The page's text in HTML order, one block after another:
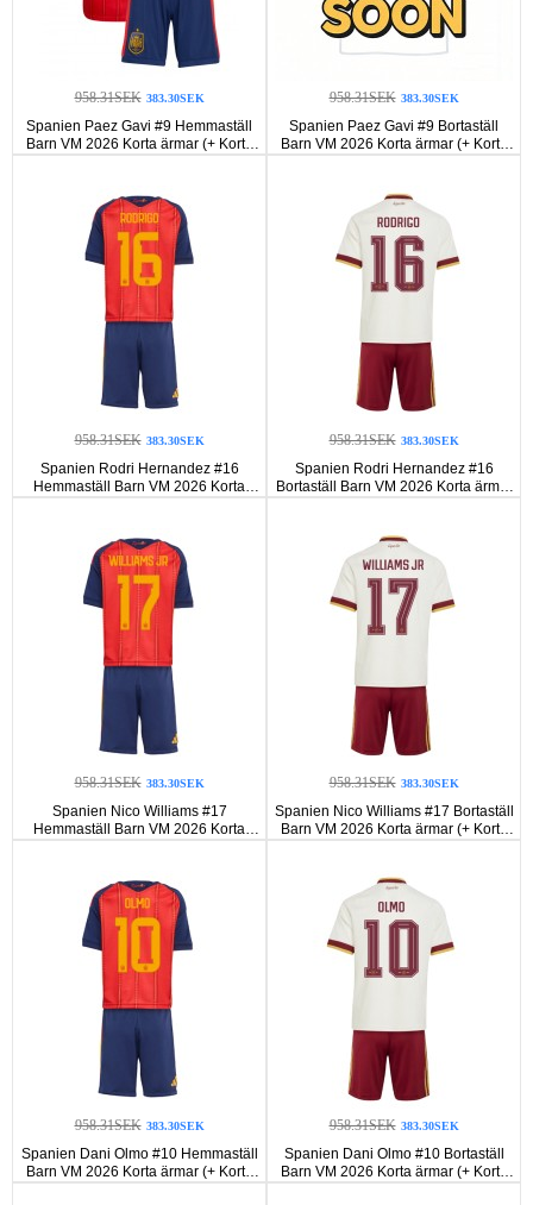
958.31SEK 383.30SEK
Spanien Paez Gavi #9 Hemmaställ
Barn VM 2026 Korta ärmar (+ Korta
byxor)
958.31SEK 383.30SEK
Spanien Paez Gavi #9 Bortaställ
Barn VM 2026 Korta ärmar (+ Korta
byxor)
958.31SEK 383.30SEK
Spanien Rodri Hernandez #16
Hemmaställ Barn VM 2026 Korta
ärmar (+ Korta byxor)
958.31SEK 383.30SEK
Spanien Rodri Hernandez #16
Bortaställ Barn VM 2026 Korta ärmar
(+ Korta byxor)
958.31SEK 383.30SEK
Spanien Nico Williams #17
Hemmaställ Barn VM 2026 Korta
ärmar (+ Korta byxor)
958.31SEK 383.30SEK
Spanien Nico Williams #17 Bortaställ
Barn VM 2026 Korta ärmar (+ Korta
byxor)
958.31SEK 383.30SEK
Spanien Dani Olmo #10 Hemmaställ
Barn VM 2026 Korta ärmar (+ Korta
byxor)
958.31SEK 383.30SEK
Spanien Dani Olmo #10 Bortaställ
Barn VM 2026 Korta ärmar (+ Korta
byxor)